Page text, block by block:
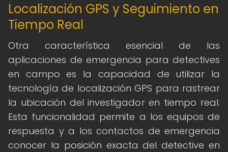
Localización GPS y Seguimiento en
Tiempo Real
Otra característica esencial de las
aplicaciones de emergencia para detectives
en campo es la capacidad de utilizar la
tecnología de localización GPS para rastrear
la ubicación del investigador en tiempo real.
Esta funcionalidad permite a los equipos de
respuesta y a los contactos de emergencia
conocer la posición exacta del detective en